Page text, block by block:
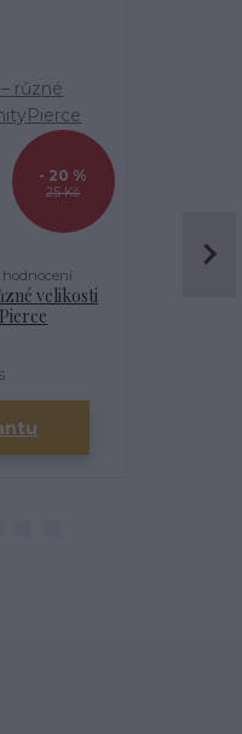
25 Kč
- 20 %
hodnocení
velikosti